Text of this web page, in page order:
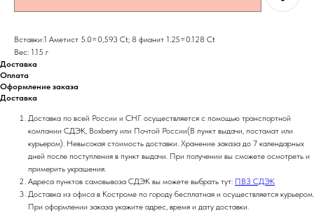
Вставки:1 Аметист 5.0=0,593 Ct; 8 фианит 1.25=0.128 Ct
Вес: 1.15 г
Доставка
Оплата
Оформление заказа
Доставка
Доставка по всей России и СНГ осуществляется с помощью транспортной
компании СДЭК, Boxberry или Почтой России(В пункт выдачи, постамат или
курьером). Невысокая стоимость доставки. Хранение заказа до 7 календарных
дней после поступления в пункт выдачи. При получении вы сможете осмотреть и
примерить украшения.
Адреса пунктов самовывоза СДЭК вы можете выбрать тут: ПВЗ СДЭК
Доставка из офиса в Костроме по городу бесплатная и осуществляется курьером.
При оформлении заказа укажите адрес, время и дату доставки.